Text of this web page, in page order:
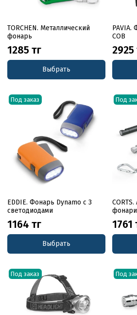
TORCHEN. Металлический
фонарь
1285 тг
Выбрать
PAVIA.
COB
2925
Под заказ
EDDIE. Фонарь Dynamo с 3
светодиодами
1164 тг
Выбрать
Под
1761
Под заказ Под